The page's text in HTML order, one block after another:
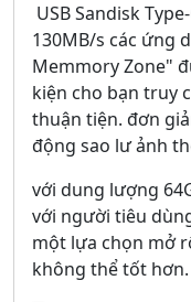
USB Sandisk
130MB/s các ứng
Memmory Zone"
kiện cho bạn truy
thuận tiện. đơn
động sao lư ảnh
với dung lượng
với người tiêu dùng
một lựa chọn mở
không thể tốt hơn.